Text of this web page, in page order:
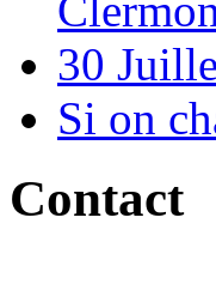
30
Si on
Contact